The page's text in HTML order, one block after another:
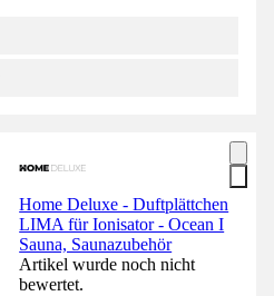
Home Deluxe - Duftplättchen
LIMA für Ionisator - Ocean I
Sauna, Saunazubehör
Artikel wurde noch nicht
bewertet.